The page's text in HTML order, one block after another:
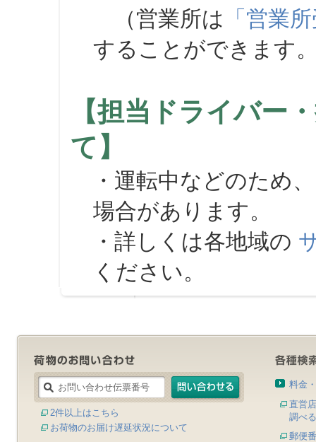
（営業所は 「営業
することができます
【担当ドライバー
て】
・運転中などのため
場合があります。
・詳しくは各地域の
ください。
2件以上はこちら
お荷物のお届け遅延状況について
料金
直営
調べる
郵便